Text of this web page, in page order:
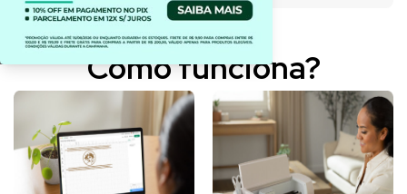
Como funciona?